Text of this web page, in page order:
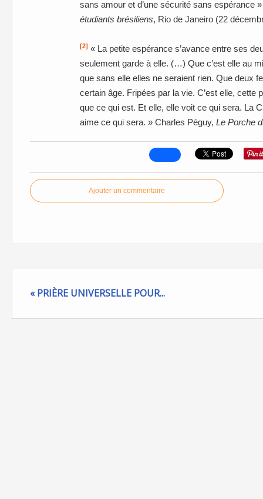
sans amour et d’une sécurité sans espérance
étudiants brésiliens, Rio de Janeiro (22
[2] « La petite espérance s’avance entre ses
seulement garde à elle. (…) Que c’est elle au
que sans elle elles ne seraient rien. Que deux
certain âge. Fripées par la vie. C’est elle, cette
que ce qui est. Et elle, elle voit ce qui sera. La
aime ce qui sera. » Charles Péguy, Le Porche
Ajouter un commentaire
« PRIÈRE UNIVERSELLE POUR...